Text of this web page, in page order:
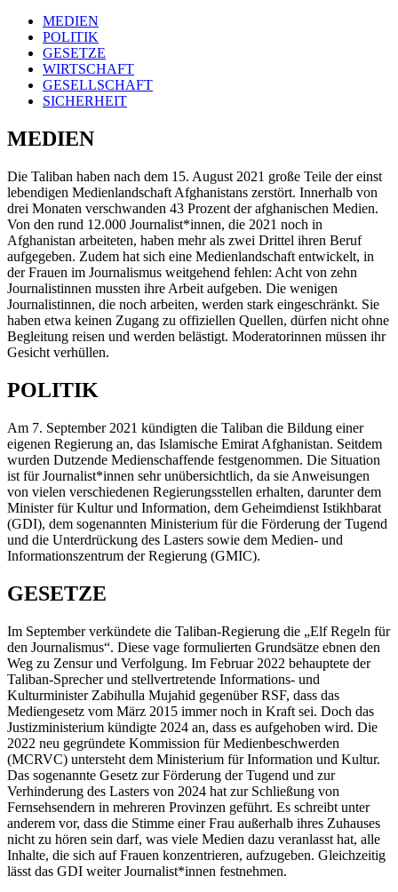
MEDIEN
POLITIK
GESETZE
WIRTSCHAFT
GESELLSCHAFT
SICHERHEIT
MEDIEN
Die Taliban haben nach dem 15. August 2021 große Teile der einst
lebendigen Medienlandschaft Afghanistans zerstört. Innerhalb von
drei Monaten verschwanden 43 Prozent der afghanischen Medien.
Von den rund 12.000 Journalist*innen, die 2021 noch in
Afghanistan arbeiteten, haben mehr als zwei Drittel ihren Beruf
aufgegeben. Zudem hat sich eine Medienlandschaft entwickelt, in
der Frauen im Journalismus weitgehend fehlen: Acht von zehn
Journalistinnen mussten ihre Arbeit aufgeben. Die wenigen
Journalistinnen, die noch arbeiten, werden stark eingeschränkt. Sie
haben etwa keinen Zugang zu offiziellen Quellen, dürfen nicht ohne
Begleitung reisen und werden belästigt. Moderatorinnen müssen ihr
Gesicht verhüllen.
POLITIK
Am 7. September 2021 kündigten die Taliban die Bildung einer
eigenen Regierung an, das Islamische Emirat Afghanistan. Seitdem
wurden Dutzende Medienschaffende festgenommen. Die Situation
ist für Journalist*innen sehr unübersichtlich, da sie Anweisungen
von vielen verschiedenen Regierungsstellen erhalten, darunter dem
Minister für Kultur und Information, dem Geheimdienst Istikhbarat
(GDI), dem sogenannten Ministerium für die Förderung der Tugend
und die Unterdrückung des Lasters sowie dem Medien- und
Informationszentrum der Regierung (GMIC).
GESETZE
Im September verkündete die Taliban-Regierung die „Elf Regeln für
den Journalismus“. Diese vage formulierten Grundsätze ebnen den
Weg zu Zensur und Verfolgung. Im Februar 2022 behauptete der
Taliban-Sprecher und stellvertretende Informations- und
Kulturminister Zabihulla Mujahid gegenüber RSF, dass das
Mediengesetz vom März 2015 immer noch in Kraft sei. Doch das
Justizministerium kündigte 2024 an, dass es aufgehoben wird. Die
2022 neu gegründete Kommission für Medienbeschwerden
(MCRVC) untersteht dem Ministerium für Information und Kultur.
Das sogenannte Gesetz zur Förderung der Tugend und zur
Verhinderung des Lasters von 2024 hat zur Schließung von
Fernsehsendern in mehreren Provinzen geführt. Es schreibt unter
anderem vor, dass die Stimme einer Frau außerhalb ihres Zuhauses
nicht zu hören sein darf, was viele Medien dazu veranlasst hat, alle
Inhalte, die sich auf Frauen konzentrieren, aufzugeben. Gleichzeitig
lässt das GDI weiter Journalist*innen festnehmen.